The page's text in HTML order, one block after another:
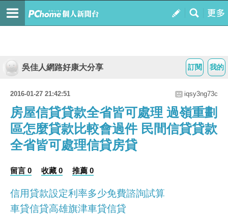
我的
訂閱
吳佳人網路好康大分享
2016-01-27 21:42:51 iqsy3ng73c
房屋信貸貸款全省皆可處理 過嶺重劃
區怎麼貸款比較會過件 民間信貸貸款
全省皆可處理信貸房貸
留言 0 收藏 0 推薦 0
信用貸款設定利率多少免費諮詢試算
車貸信貸高雄旗津車貸信貸